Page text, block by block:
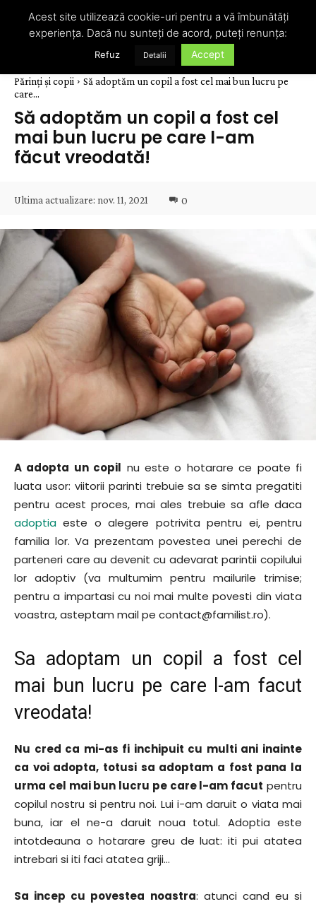
Părinți și copii
Să adoptăm un copil a fost cel mai bun lucru pe
care...
Să adoptăm un copil a fost cel
mai bun lucru pe care l-am
făcut vreodată!
Ultima actualizare: nov. 11, 2021 0
A adopta un copil nu este o hotarare ce poate fi
luata usor: viitorii parinti trebuie sa se simta pregatiti
pentru acest proces, mai ales trebuie sa afle daca
adoptia este o alegere potrivita pentru ei, pentru
familia lor. Va prezentam povestea unei perechi de
parteneri care au devenit cu adevarat parintii copilului
lor adoptiv (va multumim pentru mailurile trimise;
pentru a impartasi cu noi mai multe povesti din viata
voastra, asteptam mail pe contact@familist.ro).
Sa adoptam un copil a fost cel
mai bun lucru pe care l-am facut
vreodata!
Nu cred ca mi-as fi inchipuit cu multi ani inainte
ca voi adopta, totusi sa adoptam a fost pana la
urma cel mai bun lucru pe care l-am facut pentru
copilul nostru si pentru noi. Lui i-am daruit o viata mai
buna, iar el ne-a daruit noua totul. Adoptia este
intotdeauna o hotarare greu de luat: iti pui atatea
intrebari si iti faci atatea griji…
Sa incep cu povestea noastra: atunci cand eu si
Acest site utilizează cookie-uri pentru a vă îmbunătăți
experiența. Dacă nu sunteți de acord, puteți renunța:
Refuz Detalii Accept